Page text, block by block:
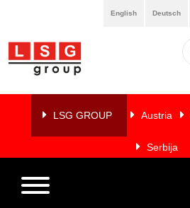
Home
Despre
noi
Servicii
English Deutsch
LSG GROUP Austria
Serbija